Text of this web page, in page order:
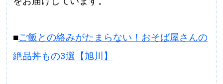
■ご飯との絡みがたまらない！おそば屋さんの
絶品丼もの3選【旭川】